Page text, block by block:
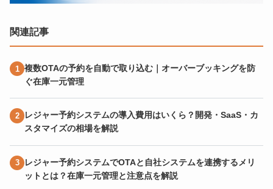
関連記事
複数OTAの予約を自動で取り込む｜オーバーブッキングを防
ぐ在庫一元管理
レジャー予約システムの導入費用はいくら？開発・SaaS・カ
スタマイズの相場を解説
レジャー予約システムでOTAと自社システムを連携するメリ
ットとは？在庫一元管理と注意点を解説